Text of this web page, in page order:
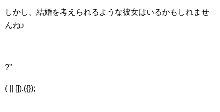
しかし、結婚を考えられるような彼女はいるかもしれませ
んね♪
?”
( || []).({});